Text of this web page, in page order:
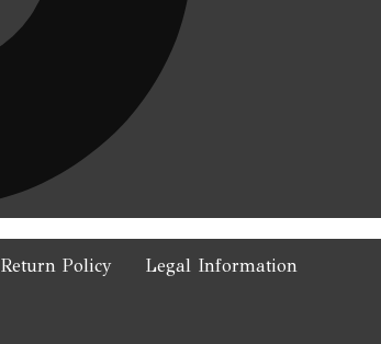
Return Policy Legal Information